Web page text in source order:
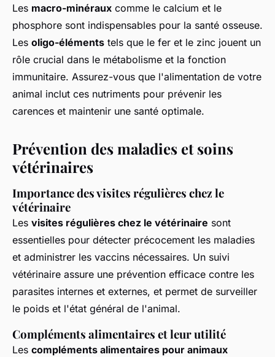
Les macro-minéraux comme le calcium et le
phosphore sont indispensables pour la santé osseuse.
Les oligo-éléments tels que le fer et le zinc jouent un
rôle crucial dans le métabolisme et la fonction
immunitaire. Assurez-vous que l'alimentation de votre
animal inclut ces nutriments pour prévenir les
carences et maintenir une santé optimale.
Prévention des maladies et soins
vétérinaires
Importance des visites régulières chez le
vétérinaire
Les visites régulières chez le vétérinaire sont
essentielles pour détecter précocement les maladies
et administrer les vaccins nécessaires. Un suivi
vétérinaire assure une prévention efficace contre les
parasites internes et externes, et permet de surveiller
le poids et l'état général de l'animal.
Compléments alimentaires et leur utilité
Les compléments alimentaires pour animaux